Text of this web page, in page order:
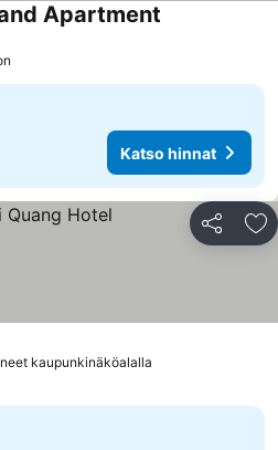
Apartment
Katso hinnat
Jaa
kaupunkinäköalalla